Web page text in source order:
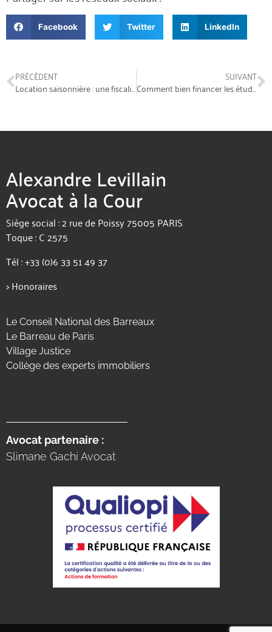
Facebook Twitter LinkedIn
PRÉCÉDENT
Location saisonnière : une fiscalité attractive !
SUIVANT
Comment bien financer les études de ses enfants ?
Alexandre Levillain
Avocat à la Cour
Siège social : 2 rue de Poissy 75005 PARIS
Toque : C 2575
Tél :+33 (0)6 33 51 49 37
>Honoraires
Le Conseil National des Barreaux
Le Barreau de Paris
Village Justice
Collège des experts immobiliers
Avocat partenaire :
Slimane Gachi Avocat